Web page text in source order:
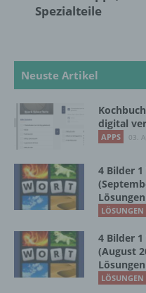
Spezialteile
Neuste Artikel
digital
APPS 03.
4 Bilder
Lösungen
LÖSUNGEN
4 Bilder
(August
Lösungen
LÖSUNGEN
Person,
unmittelbaren
Verantwortlichen
Einwilligung ist
Person freiwillig
informierter
abgegebene
einer Erklärung
eindeutigen
die betroffene
sie mit der